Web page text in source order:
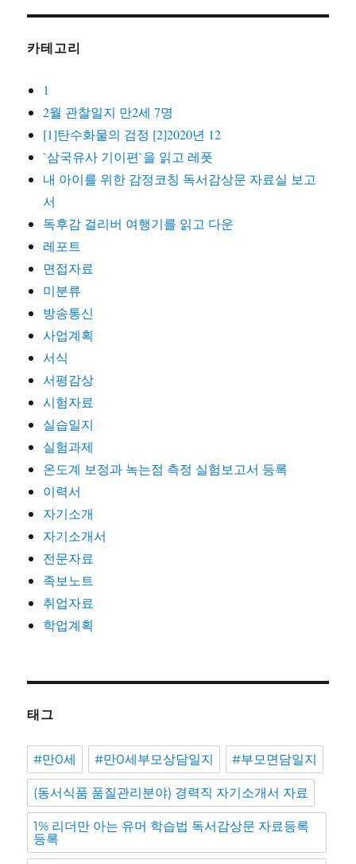
카테고리
1
2월 관찰일지 만2세 7명
[1]탄수화물의 검정 [2]2020년 12
`삼국유사 기이편`을 읽고 레폿
내 아이를 위한 감정코칭 독서감상문 자료실 보고
서
독후감 걸리버 여행기를 읽고 다운
레포트
면접자료
미분류
방송통신
사업계획
서식
서평감상
시험자료
실습일지
실험과제
온도계 보정과 녹는점 측정 실험보고서 등록
이력서
자기소개
자기소개서
전문자료
족보노트
취업자료
학업계획
태그
#만0세 #만0세부모상담일지 #부모면담일지
(동서식품 품질관리분야) 경력직 자기소개서 자료
1% 리더만 아는 유머 학습법 독서감상문 자료등록
등록